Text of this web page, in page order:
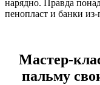
нарядно. Правда
пенопласт и банки
Мастер-
пальму